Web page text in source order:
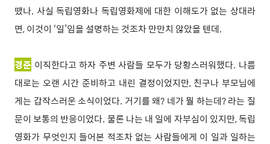
땠나. 사실 독립영화나 독립영화제에 대한 이해도가 없는 상대라
면, 이것이 ‘일’임을 설명하는 것조차 만만치 않았을 텐데.
경준 이직한다고 하자 주변 사람들 모두가 당황스러워했다. 나름
대로는 오랜 시간 준비하고 내린 결정이었지만, 친구나 부모님에
게는 갑작스러운 소식이었다. 거기를 왜? 네가 뭘 하는데? 라는 질
문이 보통의 반응이었다. 물론 나는 내 일에 자부심이 있지만, 독립
영화가 무엇인지 들어본 적조차 없는 사람들에게 이 일과 일하는